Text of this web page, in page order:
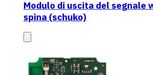
Modulo di uscita del segnale
spina (schuko)